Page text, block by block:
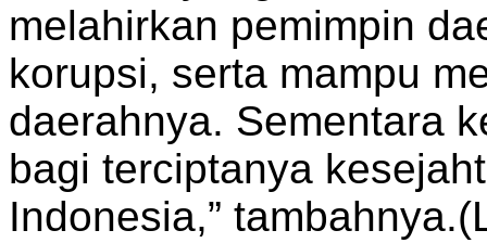
melahirkan pemimpin
korupsi, serta mampu
daerahnya. Sementara
bagi terciptanya
Indonesia,”